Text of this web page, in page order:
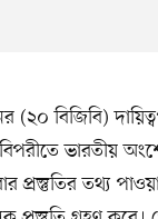
(২০ বিজিবি)
ভারতীয়
তথ্য পাওয়া